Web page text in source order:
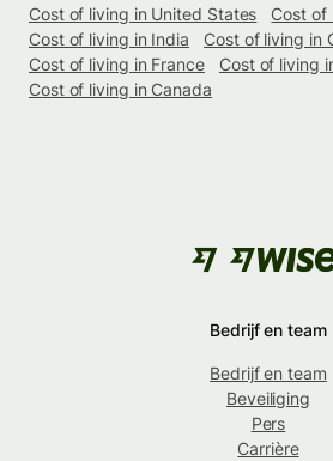
Cost of living in United States
Cost of
Cost of living in India
Cost of living in
Cost of living in France
Cost of living
Cost of living in Canada
Bedrijf en team
Bedrijf en team
Beveiliging
Pers
Carrière